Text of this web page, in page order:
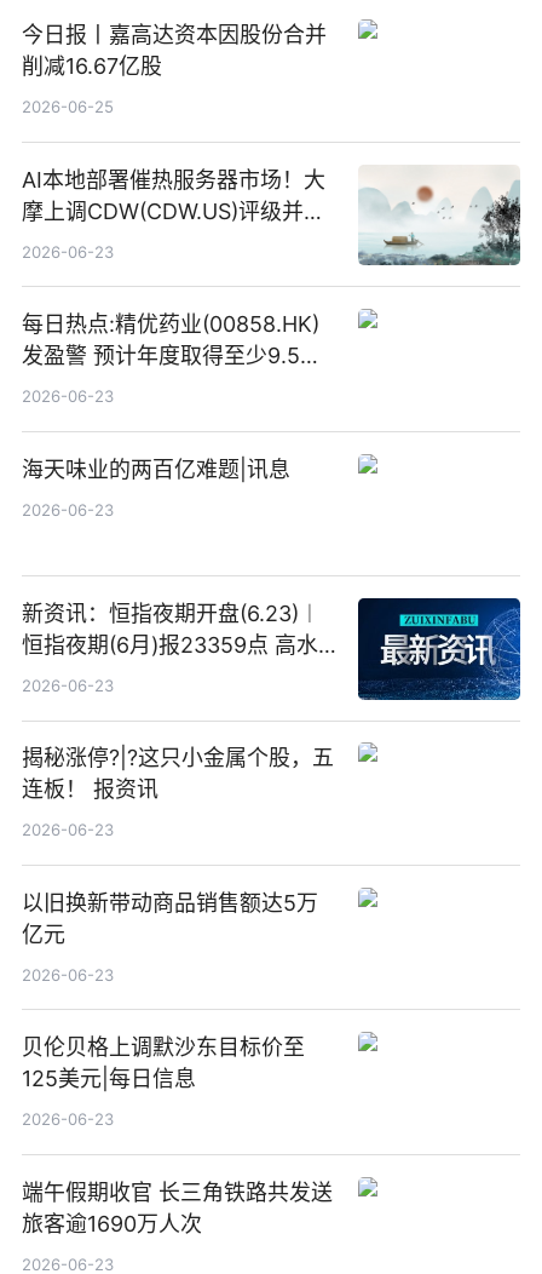
今日报丨嘉高达资本因股份合并
削减16.67亿股
2026-06-25
AI本地部署催热服务器市场！大
摩上调CDW(CDW.US)评级并看
高IBM(IBM.US)戴尔(DELL.US)
2026-06-23
每日热点:精优药业(00858.HK)
发盈警 预计年度取得至少9.5亿
港元的亏损 同比盈转亏
2026-06-23
海天味业的两百亿难题|讯息
2026-06-23
新资讯：恒指夜期开盘(6.23)︱
恒指夜期(6月)报23359点 高水
23点
2026-06-23
揭秘涨停?|?这只小金属个股，五
连板！ 报资讯
2026-06-23
以旧换新带动商品销售额达5万
亿元
2026-06-23
贝伦贝格上调默沙东目标价至
125美元|每日信息
2026-06-23
端午假期收官 长三角铁路共发送
旅客逾1690万人次
2026-06-23